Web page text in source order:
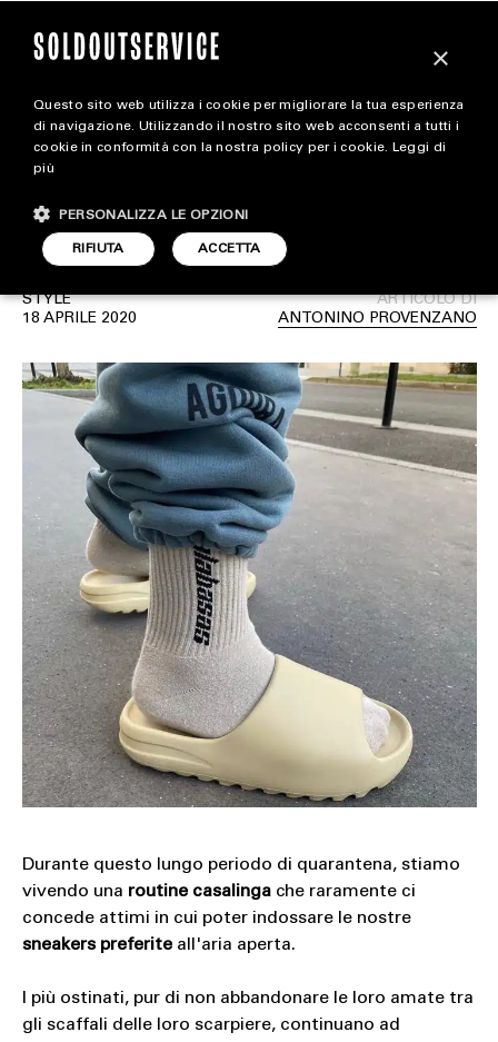
magazine
STYLE
FOOTWEAR
ACCESSORIES
Le migliori ciabatte da
indossare a casa senza
rinunciare allo stile
STYLE
18 APRILE 2020
ARTICOLO DI
ANTONINO PROVENZANO
Durante questo lungo periodo di quarantena, stiamo
vivendo una routine casalingache raramente ci
concede attimi in cui poter indossare le nostre
sneakers preferiteall'aria aperta.
I più ostinati, pur di non abbandonare le loro amate tra
gli scaffali delle loro scarpiere, continuano ad
×
Questo sito web utilizza i cookie per migliorare la tua esperienza
di navigazione. Utilizzando il nostro sito web acconsenti a tutti i
cookie in conformità con la nostra policy per i cookie. Leggi di
più
ACCETTA
RIFIUTA
PERSONALIZZA LE OPZIONI